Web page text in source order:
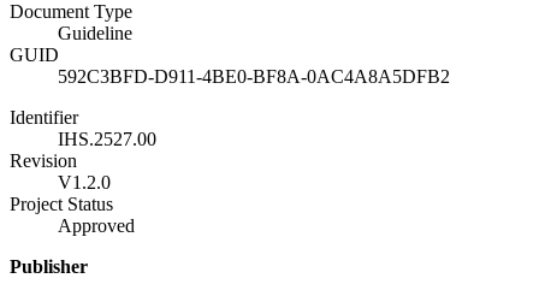
Document Type
Guideline
GUID
592C3BFD-D911-4BE0-BF8A-0AC4A8A5DFB2
Identifier
IHS.2527.00
Revision
V1.2.0
Project Status
Approved
Publisher